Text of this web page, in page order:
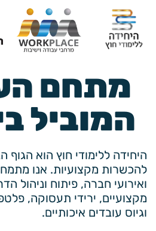
מתחם
המוביל
היחידה ללימודי חוץ הוא הגוף
להכשרות מקצועיות. אנו
ואירועי חברה, פיתוח וניהול
מקצועיים, ירידי תעסוקה,
וגיוס עובדים איכותיים.